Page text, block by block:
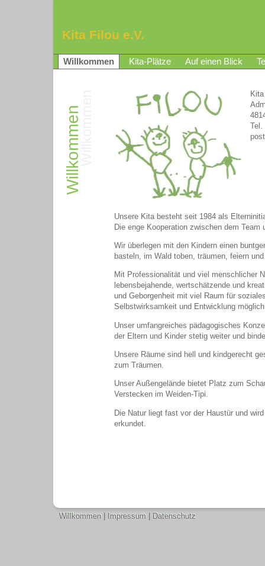
Kita Filou e.V.
Willkommen Kita-Plätze Auf einen Blick
Tel.
Unsere Kita besteht seit 1984 als
Die enge Kooperation zwischen dem
Wir überlegen mit den Kindern einen
basteln, im Wald toben, träumen, feiern
Mit Professionalität und viel menschlicher
lebensbejahende, wertschätzende und
und Geborgenheit mit viel Raum für
Selbstwirksamkeit und Entwicklung
Unser umfangreiches pädagogisches
der Eltern und Kinder stetig weiter und
Unsere Räume sind hell und kindgerecht
zum Träumen.
Unser Außengelände bietet Platz zum
Verstecken im Weiden-Tipi.
Die Natur liegt fast vor der Haustür und
erkundet.
Willkommen Impressum Datenschutz